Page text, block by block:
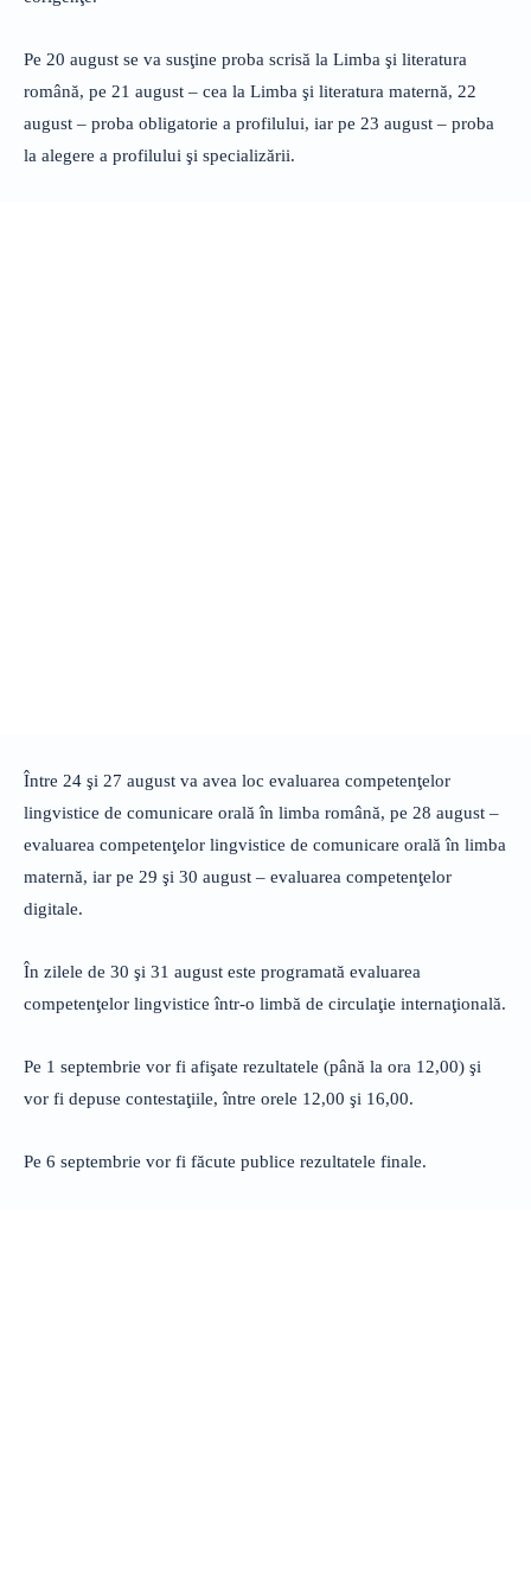
Pe 20 august se va susţine proba scrisă la Limba şi literatura
română, pe 21 august – cea la Limba şi literatura maternă, 22
august – proba obligatorie a profilului, iar pe 23 august – proba
la alegere a profilului şi specializării.
Între 24 şi 27 august va avea loc evaluarea competenţelor
lingvistice de comunicare orală în limba română, pe 28 august –
evaluarea competenţelor lingvistice de comunicare orală în limba
maternă, iar pe 29 şi 30 august – evaluarea competenţelor
digitale.
În zilele de 30 şi 31 august este programată evaluarea
competenţelor lingvistice într-o limbă de circulaţie internaţională.
Pe 1 septembrie vor fi afişate rezultatele (până la ora 12,00) şi
vor fi depuse contestaţiile, între orele 12,00 şi 16,00.
Pe 6 septembrie vor fi făcute publice rezultatele finale.